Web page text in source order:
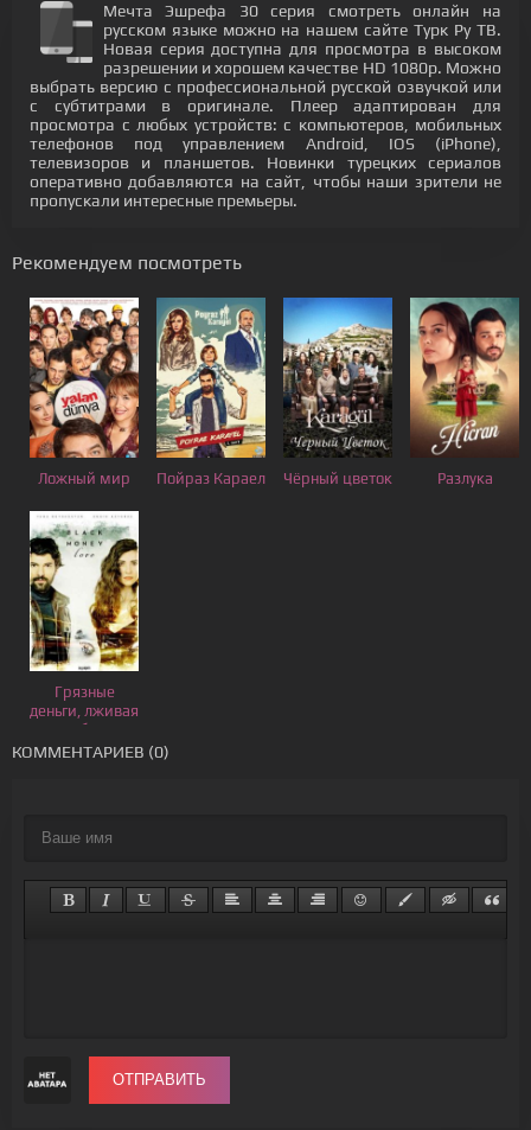
Мечта Эшрефа 30 серия смотреть онлайн на
русском языке можно на нашем сайте Турк Ру ТВ.
Новая серия доступна для просмотра в высоком
разрешении и хорошем качестве HD 1080p. Можно
выбрать версию с профессиональной русской озвучкой или
с субтитрами в оригинале. Плеер адаптирован для
просмотра с любых устройств: с компьютеров, мобильных
телефонов под управлением Android, IOS (iPhone),
телевизоров и планшетов. Новинки турецких сериалов
оперативно добавляются на сайт, чтобы наши зрители не
пропускали интересные премьеры.
Рекомендуем посмотреть
Ложный мир Пойраз Караел Чёрный цветок Разлука
Грязные
деньги, лживая
любовь
КОММЕНТАРИЕВ (0)
ОТПРАВИТЬ